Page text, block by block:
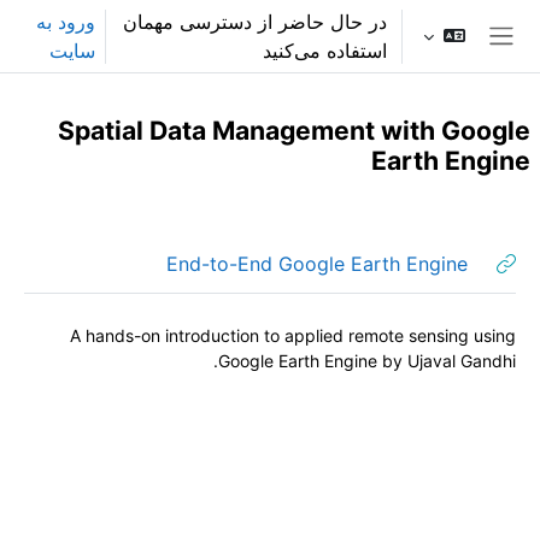
پرش به محتوای اصلیدر حال حاضر از دسترسی مهمان
استفاده می‌کنید
ورود به
سایت
Spatial Data Management with Google
Earth Engine
End-to-End Google Earth Engine
A hands-on introduction to applied remote sensing using
Google Earth Engine by Ujaval Gandhi.